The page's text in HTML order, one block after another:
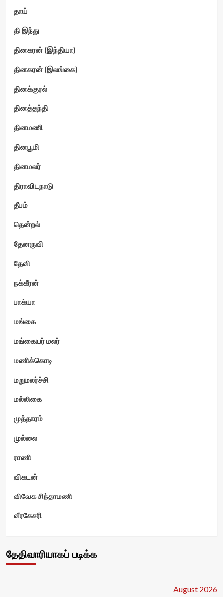
தாய்
தி இந்து
தினகரன் (இந்தியா)
தினகரன் (இலங்கை)
தினக்குரல்
தினத்தந்தி
தினமணி
தினபூமி
தினமலர்
திராவிடநாடு
தீபம்
தென்றல்
தேனருவி
தேவி
நக்கீரன்
பாக்யா
மங்கை
மங்கையர் மலர்
மணிக்கொடி
மறுமலர்ச்சி
மல்லிகை
முத்தாரம்
முல்லை
ராணி
விகடன்
விவேக சிந்தாமணி
வீரகேசரி
தேதிவாரியாகப் படிக்க
August 2026